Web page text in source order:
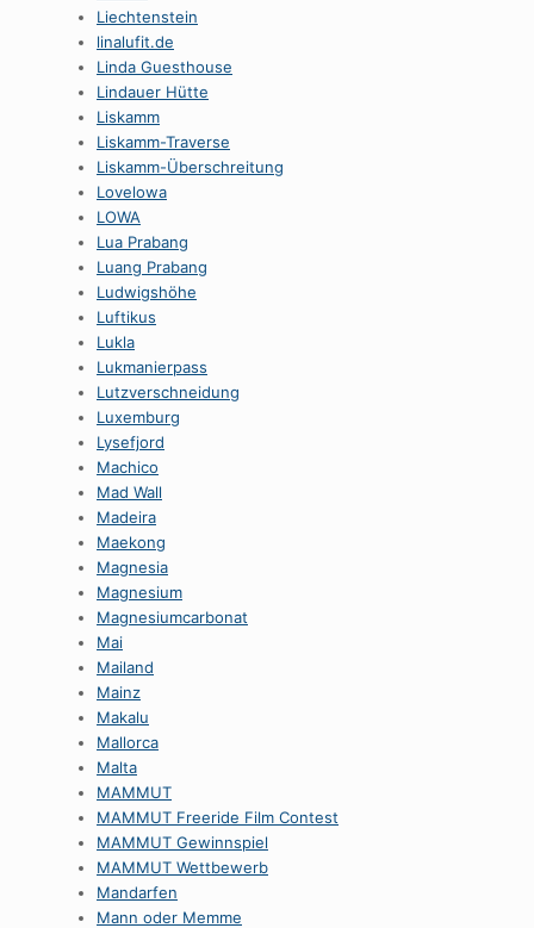
Liechtenstein
linalufit.de
Linda Guesthouse
Lindauer Hütte
Liskamm
Liskamm-Traverse
Liskamm-Überschreitung
Lovelowa
LOWA
Lua Prabang
Luang Prabang
Ludwigshöhe
Luftikus
Lukla
Lukmanierpass
Lutzverschneidung
Luxemburg
Lysefjord
Machico
Mad Wall
Madeira
Maekong
Magnesia
Magnesium
Magnesiumcarbonat
Mai
Mailand
Mainz
Makalu
Mallorca
Malta
MAMMUT
MAMMUT Freeride Film Contest
MAMMUT Gewinnspiel
MAMMUT Wettbewerb
Mandarfen
Mann oder Memme